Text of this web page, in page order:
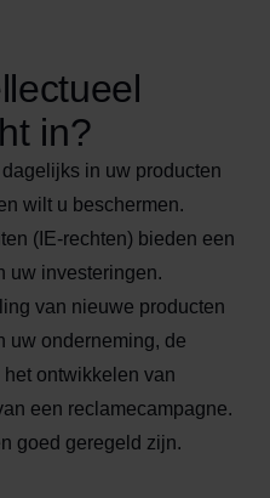
in?
in uw producten
wilt u beschermen.
(IE-rechten) bieden een
uw investeringen.
van nieuwe producten
uw onderneming, de
ontwikkelen van
een reclamecampagne.
goed geregeld zijn.